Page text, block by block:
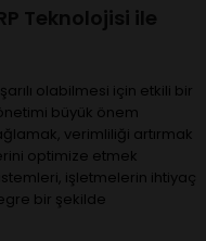
Teknolojisi ile
olabilmesi için etkili bir
büyük önem
verimliliği artırmak
optimize etmek
işletmelerin ihtiyaç
bir şekilde